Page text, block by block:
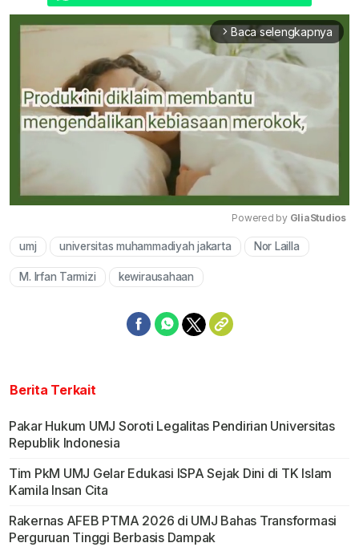
arrow_forward_ios Baca selengkapnya
Mute
Powered by GliaStudios
umj universitas muhammadiyah jakarta Nor Lailla
M. Irfan Tarmizi kewirausahaan
Berita Terkait
Pakar Hukum UMJ Soroti Legalitas Pendirian Universitas
Republik Indonesia
Tim PkM UMJ Gelar Edukasi ISPA Sejak Dini di TK Islam
Kamila Insan Cita
Rakernas AFEB PTMA 2026 di UMJ Bahas Transformasi
Perguruan Tinggi Berbasis Dampak